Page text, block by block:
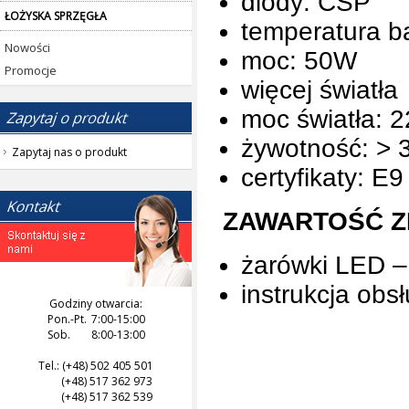
ŁOŻYSKA SPRZĘGŁA
Nowości
Promocje
Zapytaj nas o produkt
Godziny otwarcia:
Pon.-Pt. 7:00-15:00
Sob.
8:00-13:00
Tel.: (+48) 502 405 501
(+48) 517 362 973
(+48) 517 362 539
temperatura
moc: 50W
więcej światła
moc światła:
żywotność: >
certyfikaty:
ZAWARTOŚĆ
żarówki LED
instrukcja